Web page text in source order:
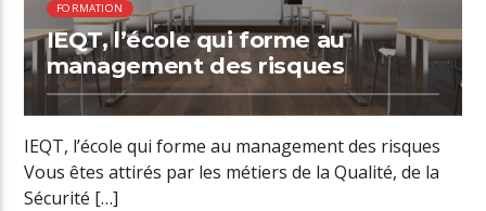
FORMATION
IEQT, l’école qui forme au
management des risques
IEQT, l’école qui forme au management des risques
Vous êtes attirés par les métiers de la Qualité, de la
Sécurité […]